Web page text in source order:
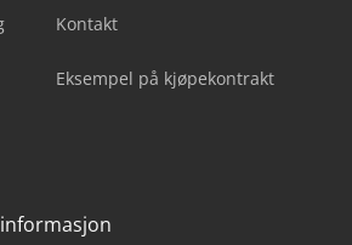
Kontakt
Eksempel på kjøpekontrakt